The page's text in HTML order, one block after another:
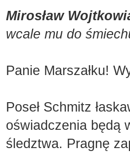
Mirosław
wcale mu do
Panie Marszałku!
Poseł Schmitz
oświadczenia będą
śledztwa. Pragnę